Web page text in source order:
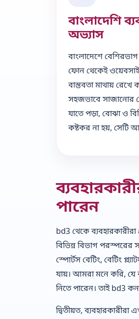
বাংলাদেশি
অভ্যাস
বাংলাদেশে
ফোন থেকেই
বাস্তবতা মাথায়
সহজভাবে সাজানোর
যাতে পড়া, বোঝা ও
কষ্টকর না হয়, সেটি
পারেন
bd3 থেকে
বিভিন্ন বিভাগ
স্পোর্টস বেটিং, বেটিং
যায়। আমরা মনে করি, যে
নিতে পারেন। তাই bd3
দ্বিতীয়ত, ব্যবহারকারীরা